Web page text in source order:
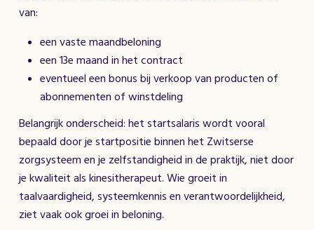
van:
een vaste maandbeloning
een 13e maand in het contract
eventueel een bonus bij verkoop van producten of
abonnementen of winstdeling
Belangrijk onderscheid: het startsalaris wordt vooral
bepaald door je startpositie binnen het Zwitserse
zorgsysteem en je zelfstandigheid in de praktijk, niet door
je kwaliteit als kinesitherapeut. Wie groeit in
taalvaardigheid, systeemkennis en verantwoordelijkheid,
ziet vaak ook groei in beloning.